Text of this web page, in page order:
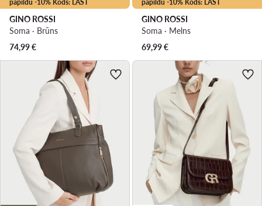
papildu -10% Kods: LAST
GINO ROSSI
Soma · Brūns
74,99€
papildu -10% Kods: LAST
GINO ROSSI
Soma · Melns
69,99€